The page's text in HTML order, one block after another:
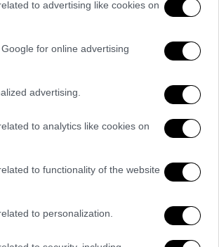
to advertising like cookies on
for online advertising
advertising.
to analytics like cookies on
to functionality of the website
to personalization.
|02.02.2024 22:44
γουρλώνω τα
που είχε